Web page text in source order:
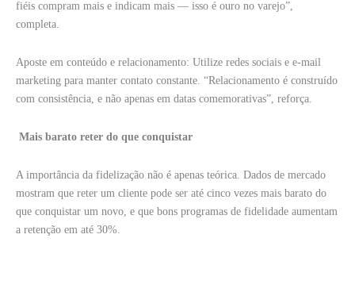
fiéis compram mais e indicam mais — isso é ouro no varejo”,
completa.
Aposte em conteúdo e relacionamento: Utilize redes sociais e e-mail
marketing para manter contato constante. “Relacionamento é construído
com consistência, e não apenas em datas comemorativas”, reforça.
Mais barato reter do que conquistar
A importância da fidelização não é apenas teórica. Dados de mercado
mostram que reter um cliente pode ser até cinco vezes mais barato do
que conquistar um novo, e que bons programas de fidelidade aumentam
a retenção em até 30%.